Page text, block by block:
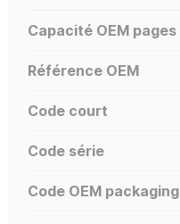
Capacité OEM pages
Référence OEM
Code court
Code série
Code OEM packaging